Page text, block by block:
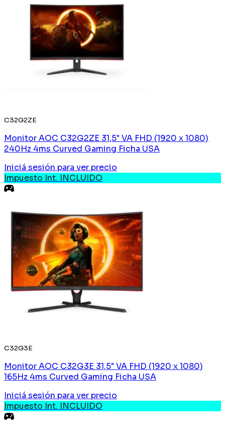
C32G2ZE
Monitor AOC C32G2ZE 31,5" VA FHD (1920 x 1080)
240Hz 4ms Curved Gaming Ficha USA
Iniciá sesión para ver precio
Impuesto Int. INCLUIDO
C32G3E
Monitor AOC C32G3E 31,5" VA FHD (1920 x 1080)
165Hz 4ms Curved Gaming Ficha USA
Iniciá sesión para ver precio
Impuesto Int. INCLUIDO